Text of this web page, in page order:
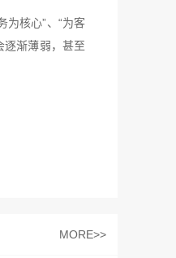
为核心”、“为客
逐渐薄弱，甚至
MORE>>